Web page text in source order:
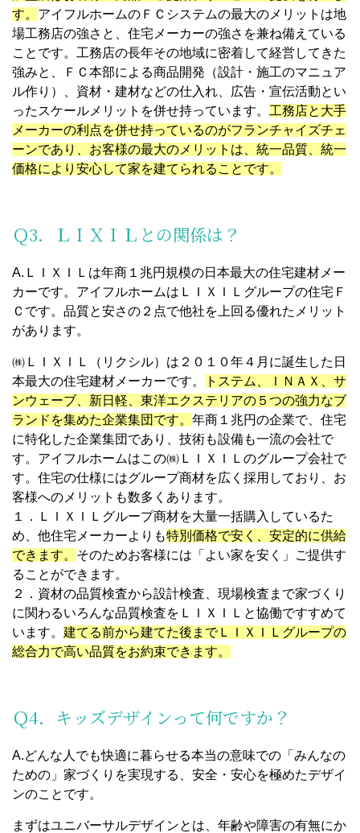
す。 アイフルホームのＦＣシステムの最大のメリットは地
場工務店の強さと、住宅メーカーの強さを兼ね備えている
ことです。工務店の長年その地域に密着して経営してきた
強みと、ＦＣ本部による商品開発（設計・施工のマニュア
ル作り）、資材・建材などの仕入れ、広告・宣伝活動とい
ったスケールメリットを併せ持っています。 工務店と大手
メーカーの利点を併せ持っているのがフランチャイズチェ
ーンであり、お客様の最大のメリットは、統一品質、統一
価格により安心して家を建てられることです。
Ｑ3．ＬＩＸＩＬとの関係は？
A.ＬＩＸＩＬは年商１兆円規模の日本最大の住宅建材メー
カーです。アイフルホームはＬＩＸＩＬグループの住宅Ｆ
Ｃです。品質と安さの２点で他社を上回る優れたメリット
があります。
㈱ＬＩＸＩＬ（リクシル）は２０１０年４月に誕生した日
本最大の住宅建材メーカーです。
トステム、ＩＮＡＸ、サ
ンウェーブ、新日軽、東洋エクステリアの５つの強力なブ
ランドを集めた企業集団です。 年商１兆円の企業で、住宅
に特化した企業集団であり、技術も設備も一流の会社で
す。アイフルホームはこの㈱ＬＩＸＩＬのグループ会社で
す。住宅の仕様にはグループ商材を広く採用しており、お
客様へのメリットも数多くあります。
１．ＬＩＸＩＬグループ商材を大量一括購入しているた
め、他住宅メーカーよりも特別価格で安く、安定的に供給
できます。 そのためお客様には「よい家を安く」ご提供す
ることができます。
２．資材の品質検査から設計検査、現場検査まで家づくり
に関わるいろんな品質検査をＬＩＸＩＬと協働ですすめて
います。 建てる前から建てた後までＬＩＸＩＬグループの
総合力で高い品質をお約束できます。
Ｑ4．キッズデザインって何ですか？
A.どんな人でも快適に暮らせる本当の意味での「みんなの
ための」家づくりを実現する、安全・安心を極めたデザイ
ンのことです。
まずはユニバーサルデザインとは、年齢や障害の有無にか